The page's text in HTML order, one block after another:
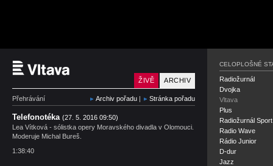
Český rozhlas Vltava
ARCHIV
ŽIVĚ
Přehrávání Archiv pořadu | Stránka pořadu
Telefonotéka (27. 5. 2016 09:50)
Lea Vítková - sólistka opery Moravského divadla v Olomouci.
Moderuje Michal Bureš.
1:38:40
CELOPLOŠNÉ
Radiožurnál
Dvojka
Vltava
Plus
Radiožurnál Sport
Radio Wave
Rádio Junior
D-dur
Jazz